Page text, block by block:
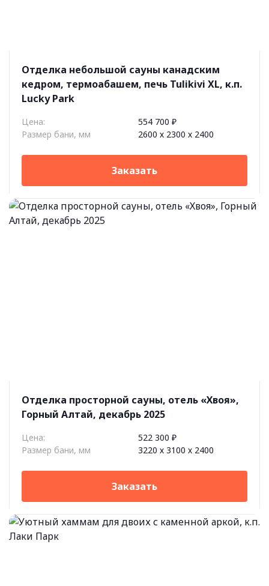
Отделка небольшой сауны канадским
кедром, термоабашем, печь Tulikivi XL, к.п.
Lucky Park
Цена:
554 700 ₽
Размер бани, мм
2600 х 2300 х 2400
Заказать
Отделка просторной сауны, отель «Хвоя»,
Горный Алтай, декабрь 2025
Цена:
522 300 ₽
Размер бани, мм
3220 х 3100 х 2400
Заказать